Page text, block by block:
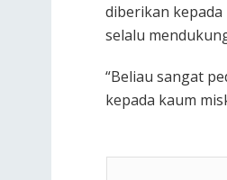
diberikan kepada
selalu
“Beliau sangat
kepada kaum